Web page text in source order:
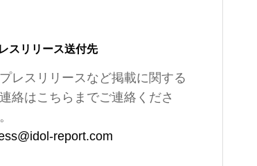
スリリース送付先
レスリリースなど掲載に関する
絡はこちらまでご連絡くださ
report.com